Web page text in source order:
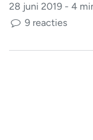
28 juni 2019 - 4
9 reacties